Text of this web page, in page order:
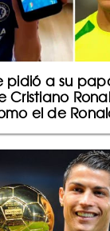
pidió a su
Cristiano
el de